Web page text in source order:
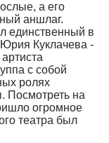
а его
аншлаг.
единственный в
Куклачева -
с собой
ролях
Посмотреть на
огромное
театра был